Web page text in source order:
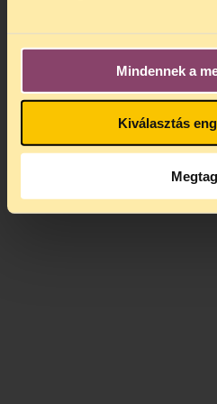
Mindennek a
Kiválasztás